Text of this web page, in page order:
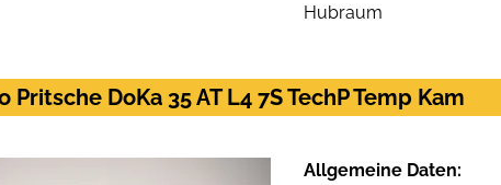
Hubraum
Pritsche DoKa 35 AT L4 7S TechP Temp Kam
Allgemeine Daten: